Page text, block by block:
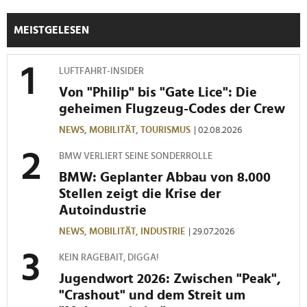
Verwendung unserer Website an unsere Partner für
soziale Medien, Werbung und Analysen weiter. Unsere
Partner führen diese Informationen möglicherweise mit
haben oder die sie im Rahmen Ihrer Nutzung der Dienste
gesammelt haben.
MEISTGELESEN
LUFTFAHRT-INSIDER
Von "Philip" bis "Gate Lice": Die
geheimen Flugzeug-Codes der Crew
NEWS, MOBILITÄT, TOURISMUS | 02.08.2026
BMW VERLIERT SEINE SONDERROLLE
BMW: Geplanter Abbau von 8.000
Stellen zeigt die Krise der
Autoindustrie
NEWS, MOBILITÄT, INDUSTRIE | 29.07.2026
KEIN RAGEBAIT, DIGGA!
Jugendwort 2026: Zwischen "Peak",
"Crashout" und dem Streit um